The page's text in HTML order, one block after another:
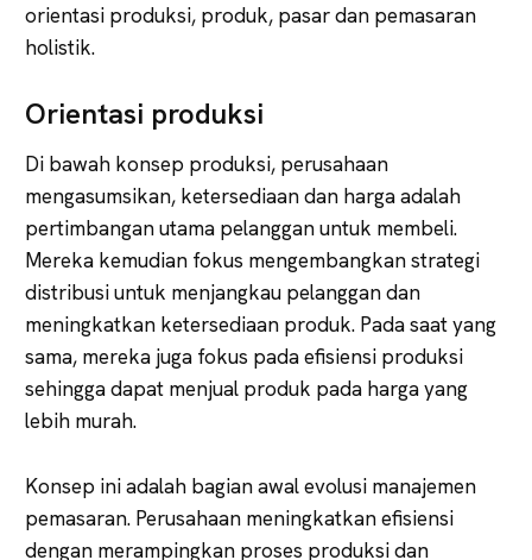
orientasi produksi, produk, pasar dan pemasaran
holistik.
Orientasi produksi
Di bawah konsep produksi, perusahaan
mengasumsikan, ketersediaan dan harga adalah
pertimbangan utama pelanggan untuk membeli.
Mereka kemudian fokus mengembangkan strategi
distribusi untuk menjangkau pelanggan dan
meningkatkan ketersediaan produk. Pada saat yang
sama, mereka juga fokus pada efisiensi produksi
sehingga dapat menjual produk pada harga yang
lebih murah.
Konsep ini adalah bagian awal evolusi manajemen
pemasaran. Perusahaan meningkatkan efisiensi
dengan merampingkan proses produksi dan